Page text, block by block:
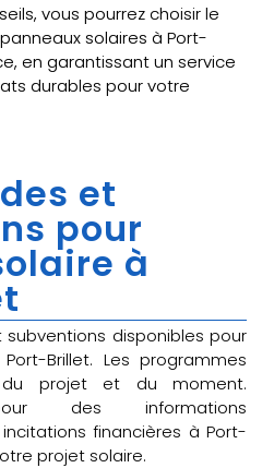
vous pourrez choisir le
solaires à Port-
en garantissant un service
durables pour votre
et
pour
à
disponibles pour
Brillet. Les programmes
projet et du moment.
des informations
financières à Port-
projet solaire.